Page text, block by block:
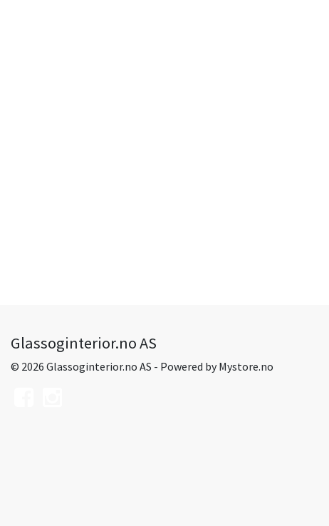
Glassoginterior.no AS
© 2026 Glassoginterior.no AS - Powered byMystore.no